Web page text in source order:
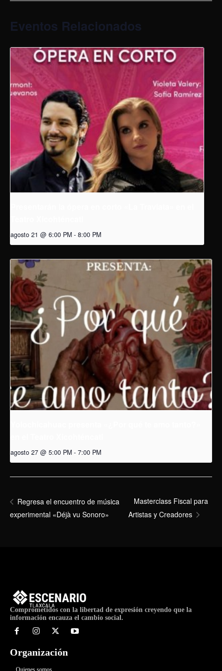
Eventos Relacionados
agosto 21 @ 6:00 PM - 8:00 PM
agosto 27 @ 5:00 PM - 7:00 PM
Regresa el encuentro de música
experimental «Déjà vu Sonoro»
Masterclass Fiscal para
Artistas y Creadores
Comprometidos con la libertad de expresión creyendo que la
información encauza el cambio social.
Organización